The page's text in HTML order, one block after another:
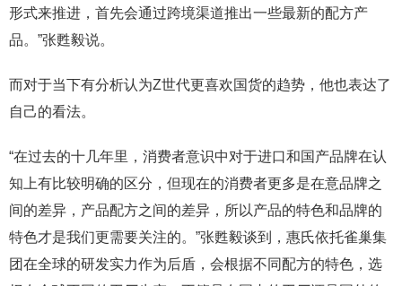
形式来推进，首先会通过跨境渠道推出一些最新的配方产
品。”张甦毅说。
而对于当下有分析认为Z世代更喜欢国货的趋势，他也表达了
自己的看法。
“在过去的十几年里，消费者意识中对于进口和国产品牌在认
知上有比较明确的区分，但现在的消费者更多是在意品牌之
间的差异，产品配方之间的差异，所以产品的特色和品牌的
特色才是我们更需要关注的。”张甦毅谈到，惠氏依托雀巢集
团在全球的研发实力作为后盾，会根据不同配方的特色，选